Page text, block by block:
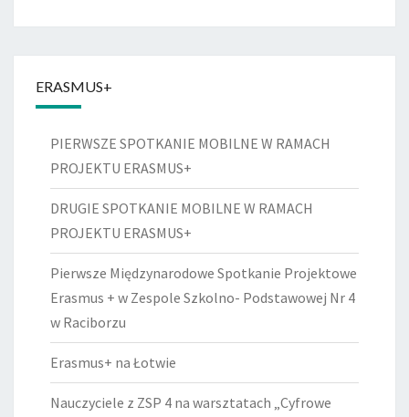
ERASMUS+
PIERWSZE SPOTKANIE MOBILNE W RAMACH
PROJEKTU ERASMUS+
DRUGIE SPOTKANIE MOBILNE W RAMACH
PROJEKTU ERASMUS+
Pierwsze Międzynarodowe Spotkanie Projektowe
Erasmus + w Zespole Szkolno- Podstawowej Nr 4
w Raciborzu
Erasmus+ na Łotwie
Nauczyciele z ZSP 4 na warsztatach „Cyfrowe